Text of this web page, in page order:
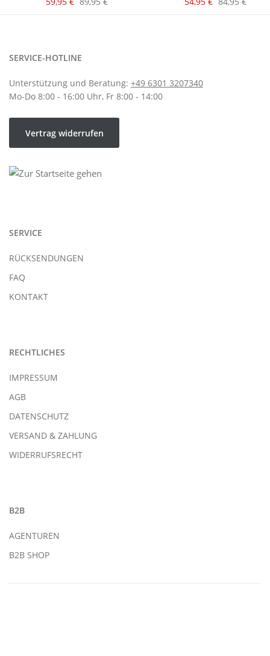
SERVICE-HOTLINE
Unterstützung und Beratung: +49 6301 3207340
Mo-Do 8:00 - 16:00 Uhr, Fr 8:00 - 14:00
Vertrag widerrufen
SERVICE
RÜCKSENDUNGEN
FAQ
KONTAKT
RECHTLICHES
IMPRESSUM
AGB
DATENSCHUTZ
VERSAND & ZAHLUNG
WIDERRUFSRECHT
B2B
AGENTUREN
B2B SHOP